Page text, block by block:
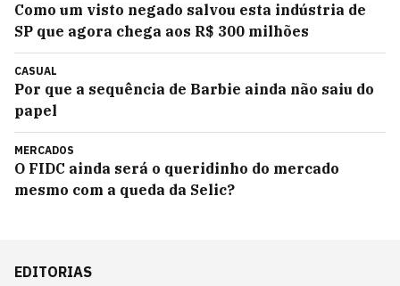
Como um visto negado salvou esta indústria de
SP que agora chega aos R$ 300 milhões
CASUAL
Por que a sequência de Barbie ainda não saiu do
papel
MERCADOS
O FIDC ainda será o queridinho do mercado
mesmo com a queda da Selic?
EDITORIAS